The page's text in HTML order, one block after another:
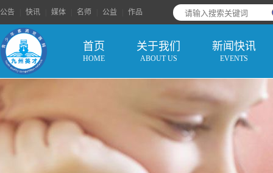
公告 快讯 媒体 名师 公益 作品
首页
HOME
关于我们
ABOUT US
新闻快讯
EVENTS